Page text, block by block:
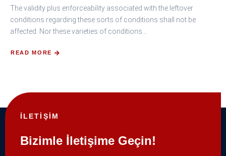
The validity plus enforceability associated with the leftover
conditions regarding these sorts of conditions shall not be
affected. Nor these varieties of conditions…
READ MORE
İLETİŞİM
Bizimle İletişime Geçin!